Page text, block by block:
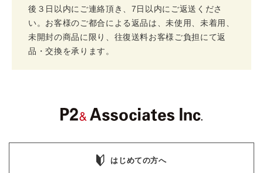
後３日以内にご連絡頂き、7日以内にご返送くださ
い。お客様のご都合による返品は、未使用、未着用、
未開封の商品に限り、往復送料お客様ご負担にて返
品・交換を承ります。
はじめての方へ